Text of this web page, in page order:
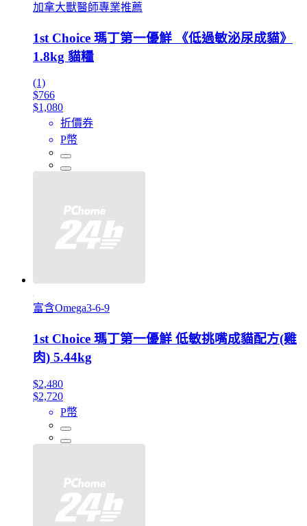
加拿大獸醫師專業推薦
1st Choice 瑪丁第一優鮮 《低過敏泌尿成貓》
1.8kg 貓糧
(1)
$766
$1,080
折價券
P幣
富含Omega3-6-9
1st Choice 瑪丁第一優鮮 低敏挑嘴成貓配方(雞
肉) 5.44kg
$2,480
$2,720
P幣